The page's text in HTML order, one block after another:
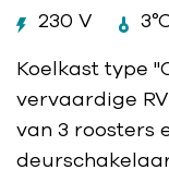
230 V
Koelkast type
vervaardige
van 3 roosters